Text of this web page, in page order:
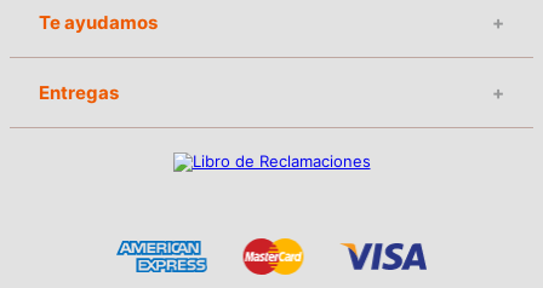
Te ayudamos +
Entregas +